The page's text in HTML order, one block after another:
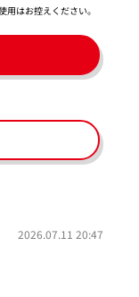
はお控えください。​
2026.07.11 20:47